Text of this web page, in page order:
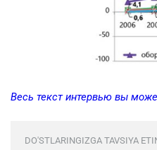
Весь текст интервью вы
DO'STLARINGIZGA TAVSIYA